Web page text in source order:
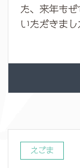
た、来年も
いただきま
えごま